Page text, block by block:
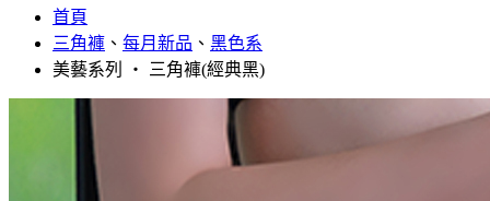
首頁
三角褲 、 每月新品 、 黑色系
美藝系列 ‧ 三角褲(經典黑)